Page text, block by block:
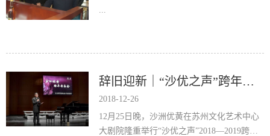
...
辞旧迎新｜“沙优之声”跨年音乐会在金鸡湖畔隆重举行！
2018-12-26
12月25日晚，沙洲优黄在苏州文化艺术中心
大剧院隆重举行“沙优之声”2018—2019跨年